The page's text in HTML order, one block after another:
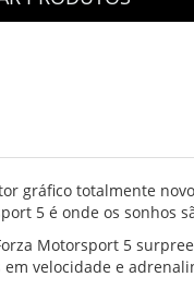
gráfico totalmente
5 é onde os sonhos
Motorsport 5
velocidade e